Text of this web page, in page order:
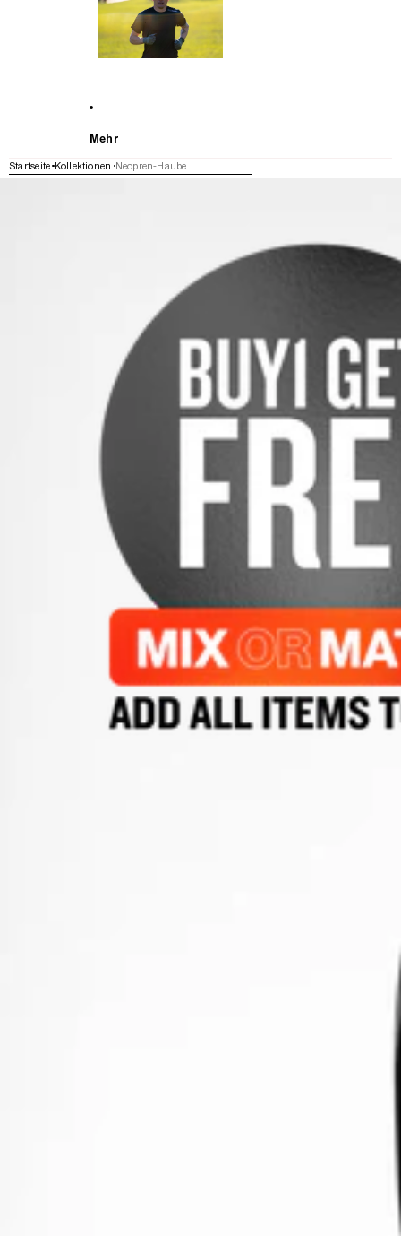
Mehr
Startseite Kollektionen Neopren-Haube
WEITER ZU DEN PRODUKTINFORMATIONEN